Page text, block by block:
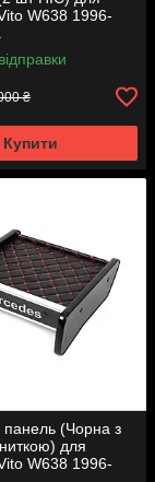
W638 1996-
₴
Купити
(Чорна з
для
W638 1996-